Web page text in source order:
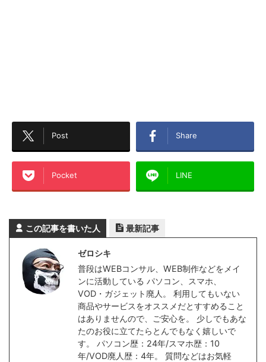
Post Share
Pocket LINE
この記事を書いた人 最新記事
ゼロシキ
普段はWEBコンサル、WEB制作などをメイ
ンに活動している パソコン、スマホ、
VOD・ガジェット廃人。 利用してもいない
商品やサービスをオススメだとすすめること
はありませんので、ご安心を。 少しでもあな
たのお役に立てたらとんでもなく嬉しいで
す。 パソコン歴：24年/スマホ歴：10
年/VOD廃人歴：4年。 質問などはお気軽